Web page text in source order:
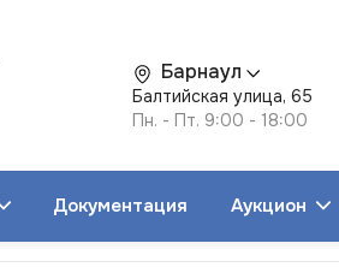
Барнаул
Балтийская улица, 65
Пн. - Пт. 9:00 - 18:00
Документация Аукцион